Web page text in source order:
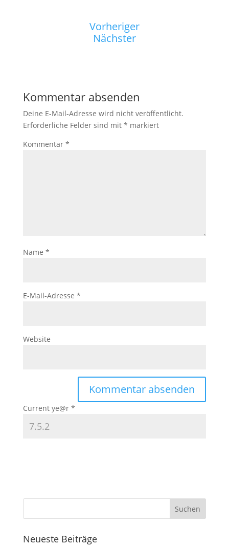
Vorheriger
Nächster
Kommentar absenden
Deine E-Mail-Adresse wird nicht veröffentlicht.
Erforderliche Felder sind mit * markiert
Kommentar *
Name *
E-Mail-Adresse *
Website
Current ye@r *
Neueste Beiträge